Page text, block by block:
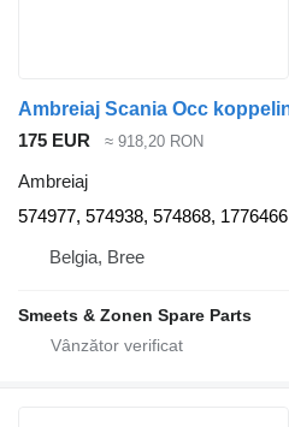
175 EUR ≈ 918,20 RON
Ambreiaj
574977, 574938, 574868, 1776466
Belgia, Bree
Smeets & Zonen Spare Parts